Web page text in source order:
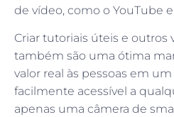
de vídeo, como o YouTube
Criar tutoriais úteis e outros
também são uma ótima
valor real às pessoas em
facilmente acessível a
apenas uma câmera de